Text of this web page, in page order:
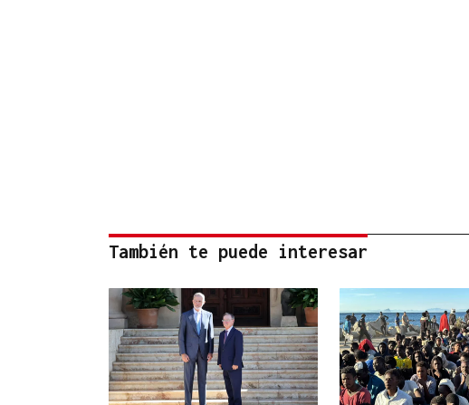
También te puede interesar